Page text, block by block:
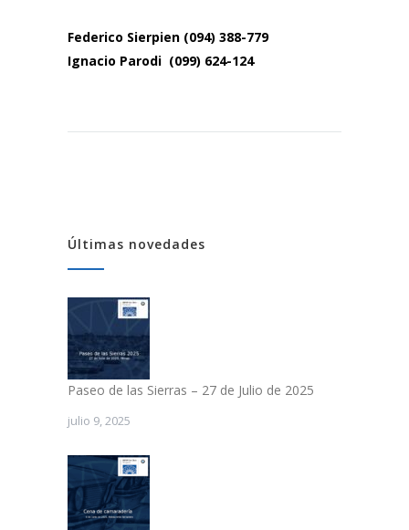
Federico Sierpien (094) 388-779
Ignacio Parodi (099) 624-124
Últimas novedades
Paseo de las Sierras – 27 de Julio de 2025
julio 9, 2025